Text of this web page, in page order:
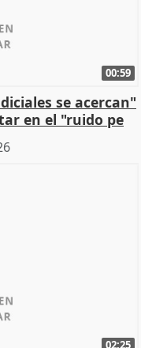
00:59
se acercan"
en el "ruido pe
02:25